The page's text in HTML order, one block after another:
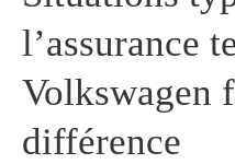
l’assurance
Volkswagen
différence